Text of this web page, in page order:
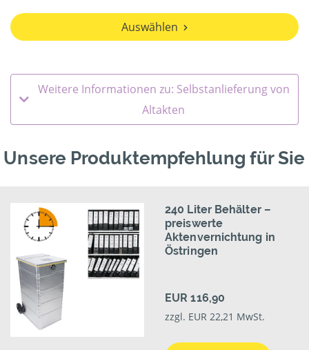
Auswählen
Weitere Informationen zu: Selbstanlieferung von
Altakten
Unsere Produktempfehlung für Sie
240 Liter Behälter –
preiswerte
Aktenvernichtung in
Östringen
EUR 116,90
zzgl. EUR 22,21 MwSt.